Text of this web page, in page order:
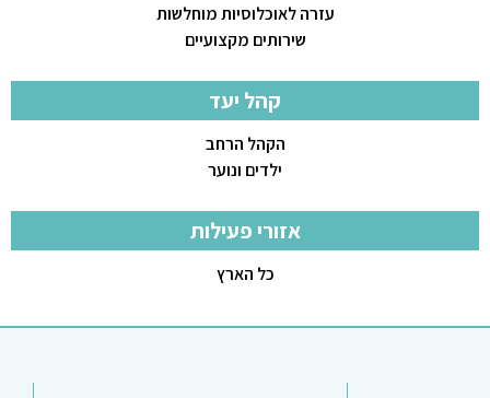
עזרה לאוכלוסיות מוחלשות
שירותים מקצועיים
קהל יעד
הקהל הרחב
ילדים ונוער
אזורי פעילות
כל הארץ